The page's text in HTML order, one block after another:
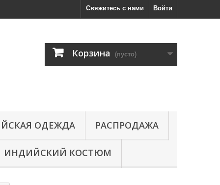
Войти
Свяжитесь с нами
Корзина (пусто)
ОДЕЖДА РАСПРОДАЖА
ИНДИЙСКИЙ КОСТЮМ